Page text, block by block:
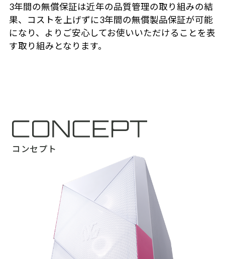
3年間の無償保証は近年の品質管理の取り組みの結
果、コストを上げずに3年間の無償製品保証が可能
になり、よりご安心してお使いいただけることを表
す取り組みとなります。
コンセプト